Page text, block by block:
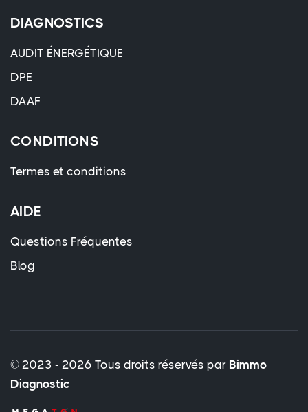
DIAGNOSTICS
AUDIT ÉNERGÉTIQUE
DPE
DAAF
CONDITIONS
Termes et conditions
AIDE
Questions Fréquentes
Blog
© 2023 - 2026 Tous droits réservés par Bimmo
Diagnostic